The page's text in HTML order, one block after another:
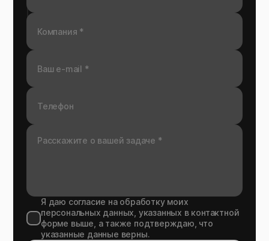
Я даю согласие на обработку моих
персональных данных, указанных в контактной
форме выше, а также подтверждаю, что
указанные данные верны.